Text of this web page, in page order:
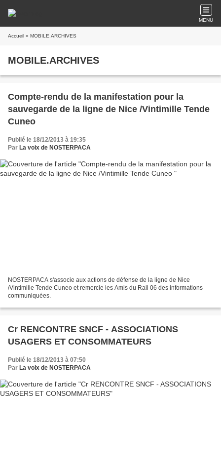
MENU
Accueil » MOBILE.ARCHIVES
MOBILE.ARCHIVES
Compte-rendu de la manifestation pour la
sauvegarde de la ligne de Nice /Vintimille Tende
Cuneo
Publié le 18/12/2013 à 19:35
Par La voix de NOSTERPACA
NOSTERPACA s'associe aux actions de défense de la ligne de Nice
/Vintimille Tende Cuneo et remercie les Amis du Rail 06 des informations
communiquées.
Cr RENCONTRE SNCF - ASSOCIATIONS
USAGERS ET CONSOMMATEURS
Publié le 18/12/2013 à 07:50
Par La voix de NOSTERPACA